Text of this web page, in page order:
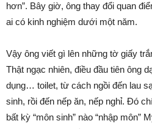
hơn”. Bây giờ, ông thay đổi quan
ai có kinh nghiệm dưới một năm.
Vậy ông viết gì lên những tờ giấy
Thật ngạc nhiên, điều đầu tiên ông
dụng… toilet, từ cách ngồi đến lau
sinh, rồi đến nếp ăn, nếp nghỉ. Đó
bất kỳ “môn sinh” nào “nhập môn”